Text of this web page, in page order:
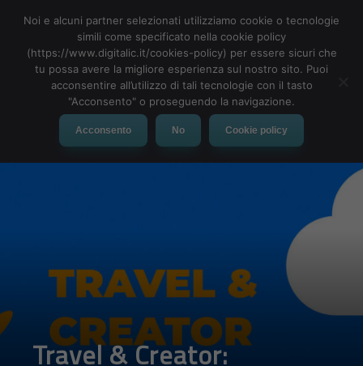
MENU
Travel & Creator:
Noi e alcuni partner selezionati utilizziamo cookie o tecnologie
simili come specificato nella cookie policy
(https://www.digitalic.it/cookies-policy) per essere sicuri che
tu possa avere la migliore esperienza sul nostro sito. Puoi
acconsentire all’utilizzo di tali tecnologie con il tasto
"Acconsento" o proseguendo la navigazione.
Acconsento No Cookie policy